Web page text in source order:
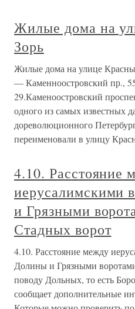
Жилые дома на
Зорь
Жилые дома на улице
— Каменноостровский пр.,
29.Каменоостровский
одного из самых известных
дореволюционного
переименовали в улицу
4.10. Расстояние
иерусалимскими
и Грязными
Стадных ворот
4.10. Расстояние между
Долины и Грязными
поводу Дольных, то есть
сообщает дополнительные